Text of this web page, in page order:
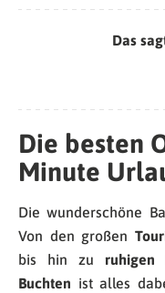
Das
Die besten
Minute
Die wunderschöne
Von den großen
bis hin zu ruhigen
Buchten ist alles